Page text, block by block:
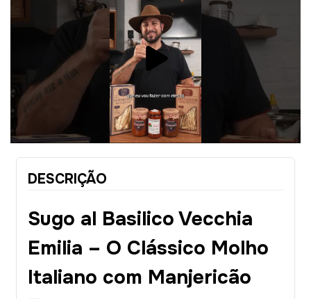
DESCRIÇÃO
Sugo al Basilico Vecchia
Emilia – O Clássico Molho
Italiano com Manjericão